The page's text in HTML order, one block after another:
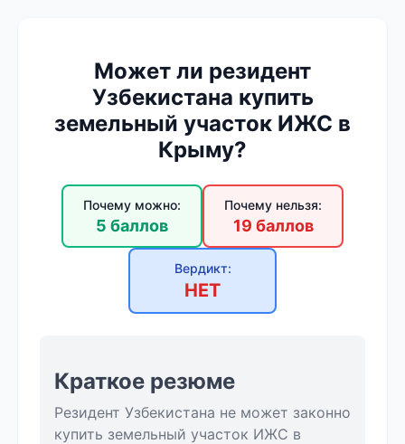
Может ли резидент
Узбекистана купить
земельный участок ИЖС в
Крыму?
Почему можно:
5 баллов
Почему нельзя:
19 баллов
Вердикт:
НЕТ
Краткое резюме
Резидент Узбекистана не может законно
купить земельный участок ИЖС в